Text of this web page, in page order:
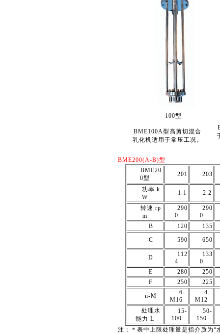
100型
BME100A型高剪切混合
乳化机适用于常压工况。
BME200(A-B)型
BME20
0型
201 203
功率 k
W
1.1 2.2
转速 rp
m
290
0
290
0
B
120
135
C
590 650
D
112
4
133
0
E
280
250
F
250
225
n-M
6-
M16
4-
M12
处理水
能力 L
15-
100
50-
150
注：＊表中上限处理量是指介质为“